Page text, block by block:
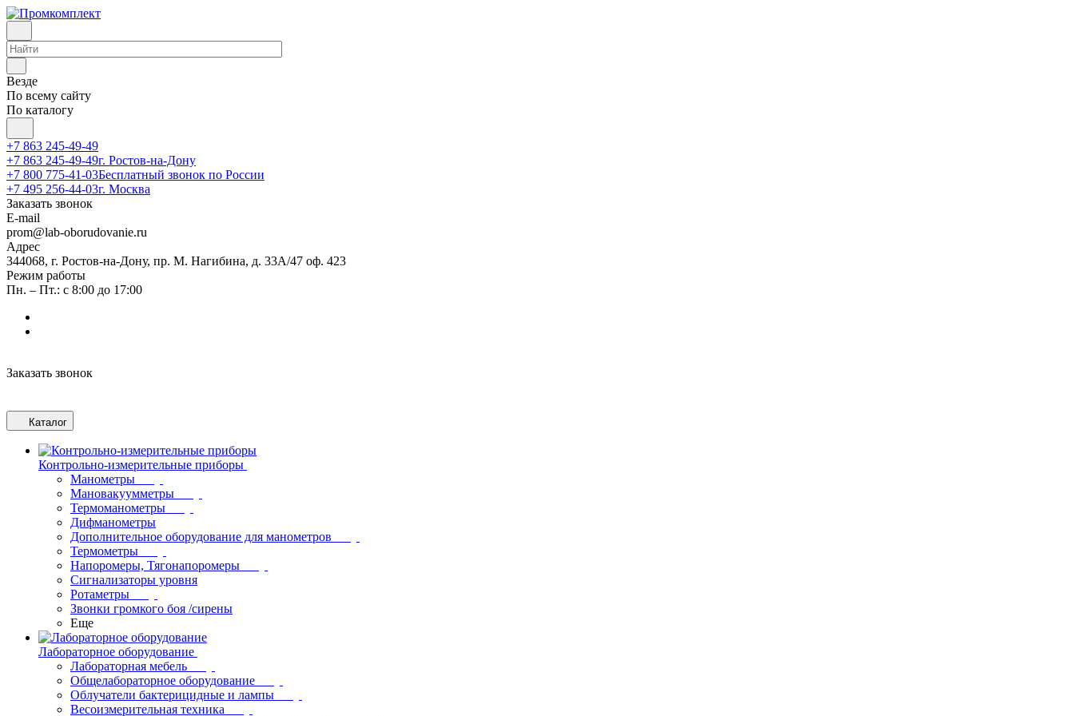
Везде
По всему сайту
По каталогу
+7 863 245-49-49
+7 863 245-49-49г. Ростов-на-Дону
+7 800 775-41-03Бесплатный звонок по России
+7 495 256-44-03г. Москва
Заказать звонок
E-mail
prom@lab-oborudovanie.ru
Адрес
344068, г. Ростов-на-Дону, пр. М. Нагибина, д. 33А/47 оф. 423
Режим работы
Пн. – Пт.: с 8:00 до 17:00
Заказать звонок
Каталог
Контрольно-измерительные приборы
Манометры
Мановакуумметры
Термоманометры
Дифманометры
Дополнительное оборудование для манометров
Термометры
Напоромеры, Тягонапоромеры
Сигнализаторы уровня
Ротаметры
Звонки громкого боя /сирены
Еще
Лабораторное оборудование
Лабораторная мебель
Общелабораторное оборудование
Облучатели бактерицидные и лампы
Весоизмерительная техника